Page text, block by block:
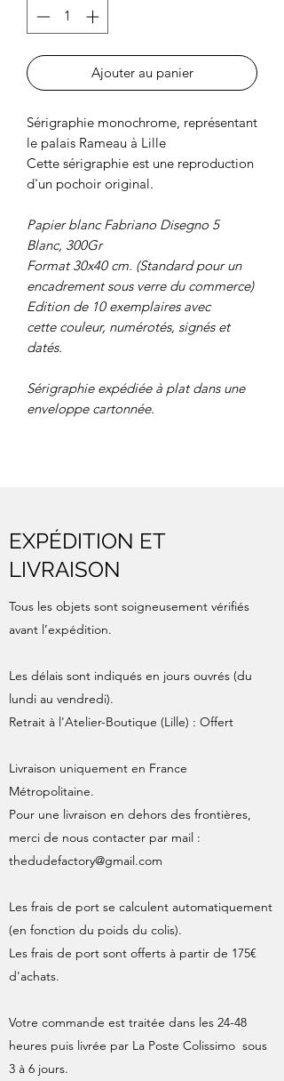
Ajouter au panier
Sérigraphie monochrome, représentant
le palais Rameau à Lille
Cette sérigraphie est une reproduction
d'un pochoir original.
Papier blanc Fabriano Disegno 5
Blanc, 300Gr
Format 30x40 cm. (Standard pour un
encadrement sous verre du commerce)
Edition de 10 exemplaires avec
cette couleur, numérotés, signés et
datés.
Sérigraphie expédiée à plat dans une
enveloppe cartonnée.
EXPÉDITION ET
LIVRAISON
Tous les objets sont soigneusement vérifiés
avant l’expédition.
Les délais sont indiqués en jours ouvrés (du
lundi au vendredi).
Retrait à l'Atelier-Boutique (Lille) : Offert
Livraison uniquement en France
Métropolitaine.
Pour une livraison en dehors des frontières,
merci de nous contacter par mail :
thedudefactory@gmail.com
Les frais de port se calculent automatiquement
(en fonction du poids du colis).
Les frais de port sont offerts à partir de 175€
d'achats.
Votre commande est traitée dans les 24-48
heures puis livrée par La Poste Colissimo sous
3 à 6 jours.